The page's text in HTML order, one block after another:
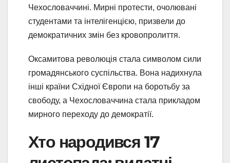
Чехословаччині. Мирні протести, очолювані
студентами та інтелігенцією, призвели до
демократичних змін без кровопролиття.
Оксамитова революція стала символом сили
громадянського суспільства. Вона надихнула
інші країни Східної Європи на боротьбу за
свободу, а Чехословаччина стала прикладом
мирного переходу до демократії.
Хто народився 17